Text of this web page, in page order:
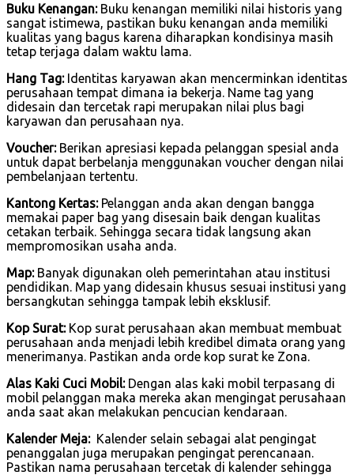
Buku Kenangan:Buku kenangan memiliki nilai historis yang
sangat istimewa, pastikan buku kenangan anda memiliki
kualitas yang bagus karena diharapkan kondisinya masih
tetap terjaga dalam waktu lama.
Hang Tag:Identitas karyawan akan mencerminkan identitas
perusahaan tempat dimana ia bekerja. Name tag yang
didesain dan tercetak rapi merupakan nilai plus bagi
karyawan dan perusahaan nya.
Voucher:Berikan apresiasi kepada pelanggan spesial anda
untuk dapat berbelanja menggunakan voucher dengan nilai
pembelanjaan tertentu.
Kantong Kertas:Pelanggan anda akan dengan bangga
memakai paper bag yang disesain baik dengan kualitas
cetakan terbaik. Sehingga secara tidak langsung akan
mempromosikan usaha anda.
Map:Banyak digunakan oleh pemerintahan atau institusi
pendidikan. Map yang didesain khusus sesuai institusi yang
bersangkutan sehingga tampak lebih eksklusif.
Kop Surat:Kop surat perusahaan akan membuat membuat
perusahaan anda menjadi lebih kredibel dimata orang yang
menerimanya. Pastikan anda orde kop surat ke Zona.
Alas Kaki Cuci Mobil:Dengan alas kaki mobil terpasang di
mobil pelanggan maka mereka akan mengingat perusahaan
anda saat akan melakukan pencucian kendaraan.
Kalender Meja:Kalender selain sebagai alat pengingat
penanggalan juga merupakan pengingat perencanaan.
Pastikan nama perusahaan tercetak di kalender sehingga